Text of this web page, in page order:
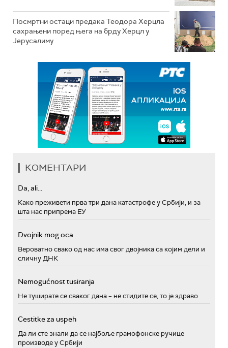
Посмртни остаци предака Теодора Херцла
сахрањени поред њега на брду Херцл у
Јерусалиму
КОМЕНТАРИ
Da, ali...
Како преживети прва три дана катастрофе у Србији, и за
шта нас припрема ЕУ
Dvojnik mog oca
Вероватно свако од нас има свог двојника са којим дели и
сличну ДНК
Nemogućnost tusiranja
Не туширате се сваког дана – не стидите се, то је здраво
Cestitke za uspeh
Да ли сте знали да се најбоље грамофонске ручице
производе у Србији